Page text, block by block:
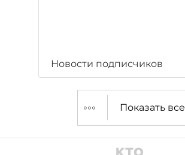
Новости подписчиков
Показать все